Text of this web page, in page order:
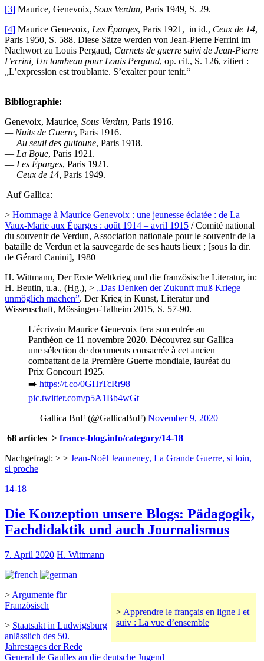
[3] Maurice, Genevoix, Sous Verdun, Paris 1949, S. 29.
[4] Maurice Genevoix, Les Éparges, Paris 1921, in id., Ceux de 14,
Paris 1950, S. 588. Diese Sätze werden von Jean-Pierre Ferrini im
Nachwort zu Louis Pergaud, Carnets de guerre suivi de Jean-Pierre
Ferrini, Un tombeau pour Louis Pergaud, op. cit., S. 126, zitiert :
„L’expression est troublante. S’exalter pour tenir.“
Bibliographie:
Genevoix, Maurice , Sous Verdun, Paris 1916.
— Nuits de Guerre, Paris 1916.
— Au seuil des guitoune, Paris 1918.
— La Boue, Paris 1921.
— Les Éparges, Paris 1921.
— Ceux de 14, Paris 1949.
Auf Gallica:
> Hommage à Maurice Genevoix : une jeunesse éclatée : de La
Vaux-Marie aux Éparges : août 1914 – avril 1915 / Comité national
du souvenir de Verdun, Association nationale pour le souvenir de la
bataille de Verdun et la sauvegarde de ses hauts lieux ; [sous la dir.
de Gérard Canini], 1980
H. Wittmann, Der Erste Weltkrieg und die französische Literatur, in:
H. Beutin, u.a., (Hg.), > „Das Denken der Zukunft muß Kriege
unmöglich machen”. Der Krieg in Kunst, Literatur und
Wissenschaft, Mössingen-Talheim 2015, S. 57-90.
L'écrivain Maurice Genevoix fera son entrée au
Panthéon ce 11 novembre 2020. Découvrez sur Gallica
une sélection de documents consacrée à cet ancien
combattant de la Première Guerre mondiale, lauréat du
Prix Goncourt 1925.
➡️ https://t.co/0GHrTcRr98
pic.twitter.com/p5A1Bb4wGt
— Gallica BnF (@GallicaBnF) November 9, 2020
68 articles > france-blog.info/category/14-18
Nachgefragt: > > Jean-Noël Jeanneney, La Grande Guerre, si loin,
si proche
14-18
Die Konzeption unsere Blogs: Pädagogik,
Fachdidaktik und auch Journalismus
7. April 2020 H. Wittmann
> Apprendre le français en ligne I et
suiv : La vue d’ensemble
> Argumente für
Französisch
> Staatsakt in Ludwigsburg
anlässlich des 50.
Jahrestages der Rede
General de Gaulles an die deutsche Jugend